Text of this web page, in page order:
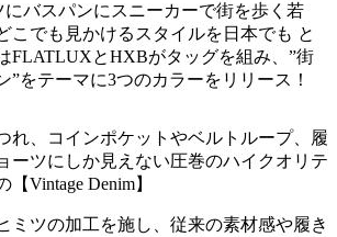
バスパンにスニーカーで街を歩く若
こでも見かけるスタイルを日本でも と
FLATLUXとHXBがタッグを組み、”街
”をテーマに3つのカラーをリリース！
れ、コインポケットやベルトループ、履
ーツにしか見えない圧巻のハイクオリテ
Vintage Denim】
ミツの加工を施し、従来の素材感や履き